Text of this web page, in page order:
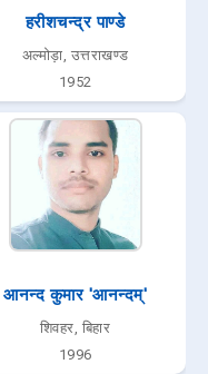
हरीशचन्द्र पाण्डे
अल्मोड़ा, उत्तराखण्ड
1952
आनन्द कुमार 'आनन्दम्'
शिवहर, बिहार
1996